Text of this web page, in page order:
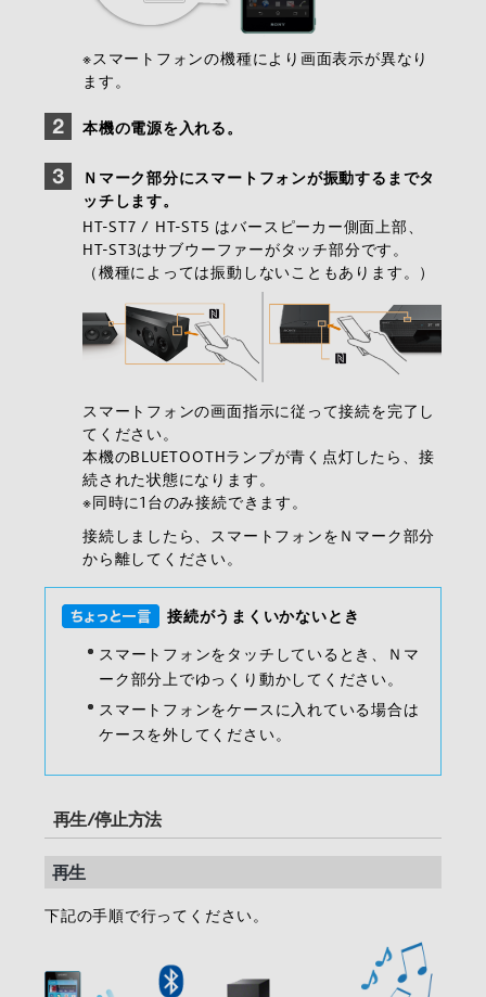
※スマートフォンの機種により画面表示が異なり
ます。
本機の電源を入れる。
Ｎマーク部分にスマートフォンが振動するまでタ
ッチします。
HT-ST7 / HT-ST5 はバースピーカー側面上部、
HT-ST3はサブウーファーがタッチ部分です。
（機種によっては振動しないこともあります。）
スマートフォンの画面指示に従って接続を完了し
てください。
本機のBLUETOOTHランプが青く点灯したら、接
続された状態になります。
※同時に1台のみ接続できます。
接続しましたら、スマートフォンをＮマーク部分
から離してください。
接続がうまくいかないとき
スマートフォンをタッチしているとき、Ｎマ
ーク部分上でゆっくり動かしてください。
スマートフォンをケースに入れている場合は
ケースを外してください。
再生/停止方法
再生
下記の手順で行ってください。